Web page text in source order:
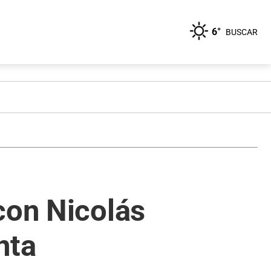
6° BUSCAR
Nicolás